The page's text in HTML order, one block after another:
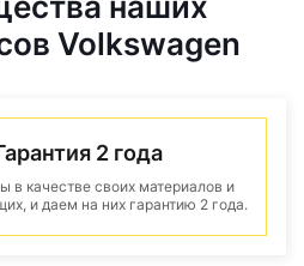
Volkswagen
2 года
в качестве своих материалов и
и даем на них гарантию 2 года.